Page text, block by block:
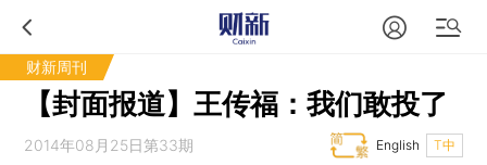
财新周刊
【封面报道】王传福：我们敢投了
2014年08月25日第33期 T中
English